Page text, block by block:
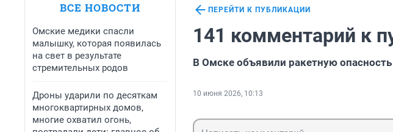
ВСЕ НОВОСТИ
Омские медики спасли
малышку, которая появилась
на свет в результате
стремительных родов
Дроны ударили по десяткам
многоквартирных домов,
многие охватил огонь,
ПЕРЕЙТИ К ПУБЛИКАЦИИ
141 комментарий к
В Омске объявили ракетную опасность
10 июня 2026, 10:13